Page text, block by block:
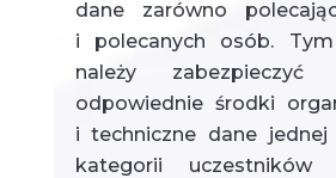
dane zarówno
i polecanych osób.
należy zabezpieczyć
odpowiednie środki
i techniczne dane
kategorii uczestników